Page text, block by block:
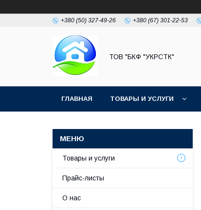
+380 (50) 327-49-26 +380 (67) 301-22-53
ТОВ "БКФ "УКРСТК"
ГЛАВНАЯ ТОВАРЫ И УСЛУГИ
Товары и услуги
Прайс-листы
О нас